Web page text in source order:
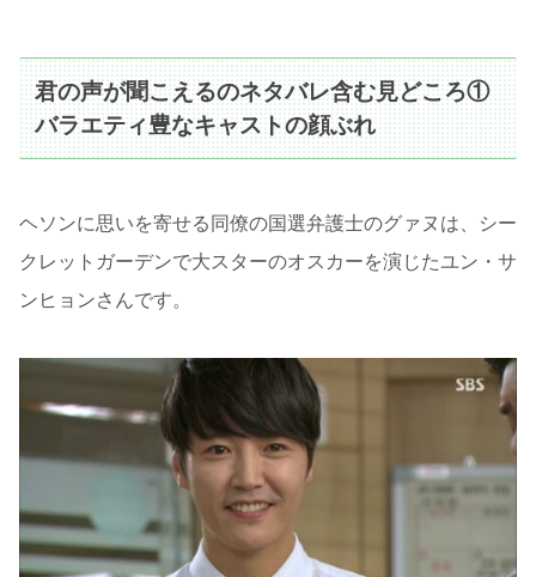
君の声が聞こえるのネタバレ含む見どころ①
バラエティ豊なキャストの顔ぶれ
ヘソンに思いを寄せる同僚の国選弁護士のグァヌは、シー
クレットガーデンで大スターのオスカーを演じたユン・サ
ンヒョンさんです。